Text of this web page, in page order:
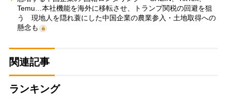
Temu…本社機能を海外に移転させ、トランプ関税の回避を狙
う 現地人を隠れ蓑にした中国企業の農業参入・土地取得への
懸念も
関連記事
ランキング